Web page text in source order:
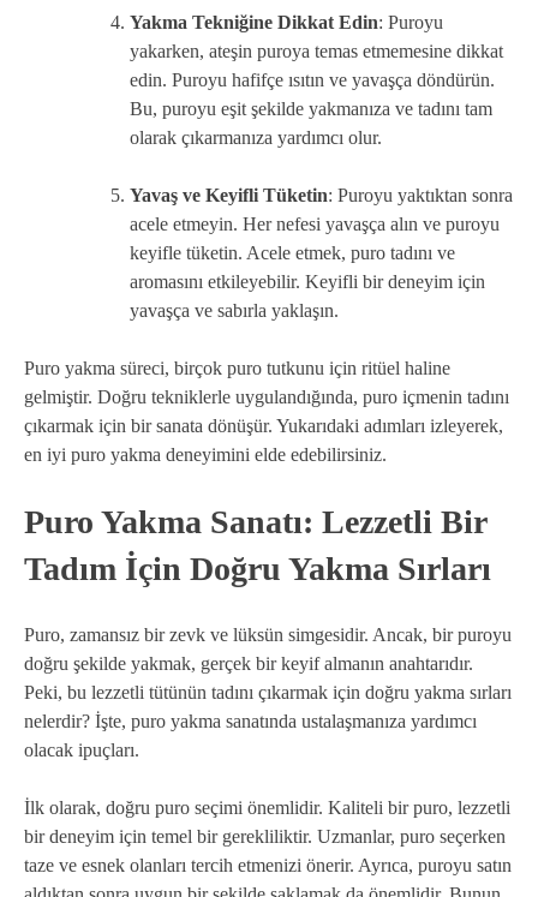
Yakma Tekniğine Dikkat Edin: Puroyu
yakarken, ateşin puroya temas etmemesine dikkat
edin. Puroyu hafifçe ısıtın ve yavaşça döndürün.
Bu, puroyu eşit şekilde yakmanıza ve tadını tam
olarak çıkarmanıza yardımcı olur.
Yavaş ve Keyifli Tüketin: Puroyu yaktıktan sonra
acele etmeyin. Her nefesi yavaşça alın ve puroyu
keyifle tüketin. Acele etmek, puro tadını ve
aromasını etkileyebilir. Keyifli bir deneyim için
yavaşça ve sabırla yaklaşın.
Puro yakma süreci, birçok puro tutkunu için ritüel haline
gelmiştir. Doğru tekniklerle uygulandığında, puro içmenin tadını
çıkarmak için bir sanata dönüşür. Yukarıdaki adımları izleyerek,
en iyi puro yakma deneyimini elde edebilirsiniz.
Puro Yakma Sanatı: Lezzetli Bir
Tadım İçin Doğru Yakma Sırları
Puro, zamansız bir zevk ve lüksün simgesidir. Ancak, bir puroyu
doğru şekilde yakmak, gerçek bir keyif almanın anahtarıdır.
Peki, bu lezzetli tütünün tadını çıkarmak için doğru yakma sırları
nelerdir? İşte, puro yakma sanatında ustalaşmanıza yardımcı
olacak ipuçları.
İlk olarak, doğru puro seçimi önemlidir. Kaliteli bir puro, lezzetli
bir deneyim için temel bir gerekliliktir. Uzmanlar, puro seçerken
taze ve esnek olanları tercih etmenizi önerir. Ayrıca, puroyu satın